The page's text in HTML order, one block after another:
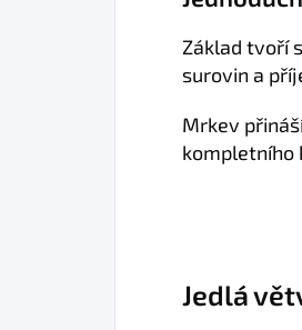
Základ tvoří
surovin a
Mrkev
kompletního
Jedlá